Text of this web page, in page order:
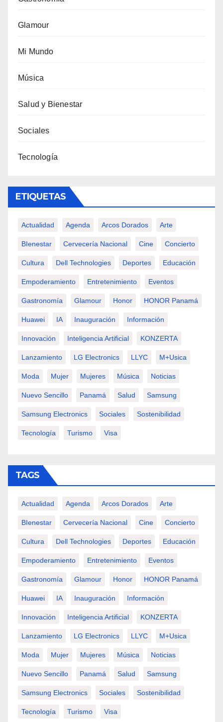
Glamour
Mi Mundo
Música
Salud y Bienestar
Sociales
Tecnología
ETIQUETAS
Actualidad Agenda Arcos Dorados Arte
BIenestar Cervecería Nacional Cine Concierto
Cultura Dell Technologies Deportes Educación
Empoderamiento Entretenimiento Eventos
Gastronomía Glamour Honor HONOR Panamá
Huawei IA Inauguración Información
Innovación Inteligencia Artificial KONZERTA
Lanzamiento LG Electronics LLYC M+usica
Moda Mujer Mujeres Música Noticias
Nuevo Sencillo Panamá Salud Samsung
Samsung Electronics Sociales Sostenibilidad
Tecnología Turismo Visa
TAGS
Actualidad Agenda Arcos Dorados Arte
BIenestar Cervecería Nacional Cine Concierto
Cultura Dell Technologies Deportes Educación
Empoderamiento Entretenimiento Eventos
Gastronomía Glamour Honor HONOR Panamá
Huawei IA Inauguración Información
Innovación Inteligencia Artificial KONZERTA
Lanzamiento LG Electronics LLYC M+usica
Moda Mujer Mujeres Música Noticias
Nuevo Sencillo Panamá Salud Samsung
Samsung Electronics Sociales Sostenibilidad
Tecnología Turismo Visa